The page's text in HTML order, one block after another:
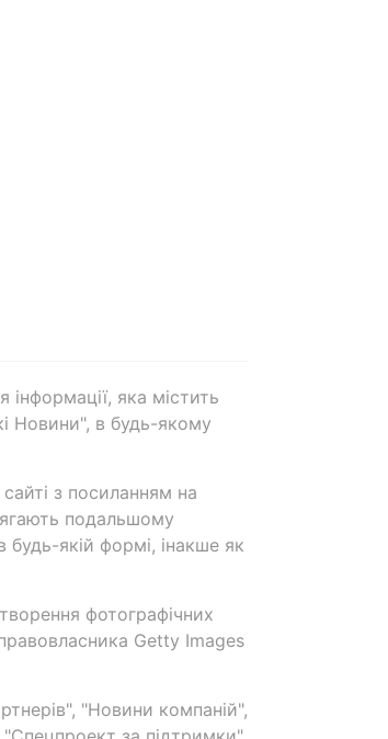
яка містить
Новини", в будь-якому
з посиланням на
подальшому
якій формі, інакше як
фотографічних
Getty Images
"Новини компаній",